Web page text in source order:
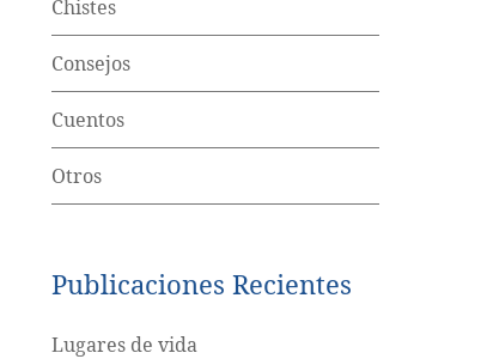
Chistes
Consejos
Cuentos
Otros
Publicaciones Recientes
Lugares de vida